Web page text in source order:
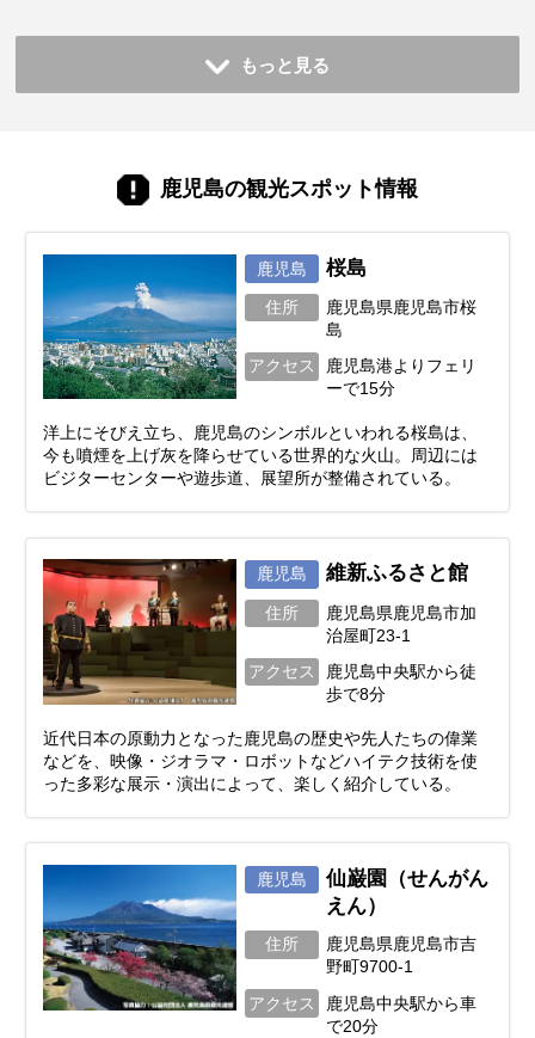
もっと見る
鹿児島の観光スポット情報
鹿児島 桜島
住所
鹿児島県鹿児島市桜
島
アクセス
鹿児島港よりフェリ
ーで15分
洋上にそびえ立ち、鹿児島のシンボルといわれる桜島は、
今も噴煙を上げ灰を降らせている世界的な火山。周辺には
ビジターセンターや遊歩道、展望所が整備されている。
鹿児島 維新ふるさと館
住所
鹿児島県鹿児島市加
治屋町23-1
アクセス
鹿児島中央駅から徒
歩で8分
近代日本の原動力となった鹿児島の歴史や先人たちの偉業
などを、映像・ジオラマ・ロボットなどハイテク技術を使
った多彩な展示・演出によって、楽しく紹介している。
鹿児島
仙巌園（せんがん
えん）
住所
鹿児島県鹿児島市吉
野町9700-1
アクセス
鹿児島中央駅から車
で20分